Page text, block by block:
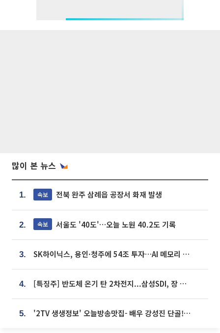
많이 본 뉴스
1. 속보 전북 완주 삼례읍 공장서 화재 발생
2. 속보 서울도 '40도'…오늘 노원 40.2도 기록
3. SK하이닉스, 용인·청주에 54조 투자…AI 메모리 생산기지 키운다
4. [특징주] 반도체 온기 탄 2차전지...삼성SDI, 장 초반 7% 넘게 껑충
5. '2TV 생생정보' 오늘방송맛집- 배우 강성진 단골! 쌀국수ㆍ푸팟퐁 커리 맛집 '블○○○'